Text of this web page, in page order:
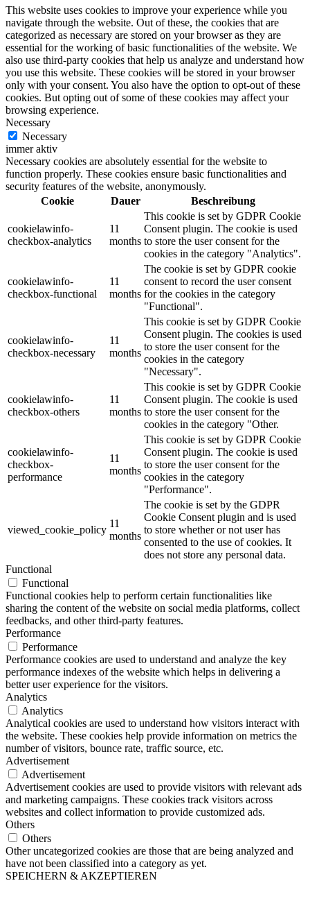
This website uses cookies to improve your experience while you
navigate through the website. Out of these, the cookies that are
categorized as necessary are stored on your browser as they are
essential for the working of basic functionalities of the website. We
also use third-party cookies that help us analyze and understand how
you use this website. These cookies will be stored in your browser
only with your consent. You also have the option to opt-out of these
cookies. But opting out of some of these cookies may affect your
browsing experience.
Necessary
Necessary
immer aktiv
Necessary cookies are absolutely essential for the website to
function properly. These cookies ensure basic functionalities and
security features of the website, anonymously.
Cookie
Dauer Beschreibung
cookielawinfo-
checkbox-analytics
11
months
This cookie is set by GDPR Cookie
Consent plugin. The cookie is used
to store the user consent for the
cookies in the category "Analytics".
cookielawinfo-
checkbox-functional
11
months
The cookie is set by GDPR cookie
consent to record the user consent
for the cookies in the category
"Functional".
cookielawinfo-
checkbox-necessary
11
months
This cookie is set by GDPR Cookie
Consent plugin. The cookies is used
to store the user consent for the
cookies in the category
"Necessary".
cookielawinfo-
checkbox-others
11
months
This cookie is set by GDPR Cookie
Consent plugin. The cookie is used
to store the user consent for the
cookies in the category "Other.
cookielawinfo-
checkbox-
performance
11
months
This cookie is set by GDPR Cookie
Consent plugin. The cookie is used
to store the user consent for the
cookies in the category
"Performance".
viewed_cookie_policy
11
months
The cookie is set by the GDPR
Cookie Consent plugin and is used
to store whether or not user has
consented to the use of cookies. It
does not store any personal data.
Functional
Functional
Functional cookies help to perform certain functionalities like
sharing the content of the website on social media platforms, collect
feedbacks, and other third-party features.
Performance
Performance
Performance cookies are used to understand and analyze the key
performance indexes of the website which helps in delivering a
better user experience for the visitors.
Analytics
Analytics
Analytical cookies are used to understand how visitors interact with
the website. These cookies help provide information on metrics the
number of visitors, bounce rate, traffic source, etc.
Advertisement
Advertisement
Advertisement cookies are used to provide visitors with relevant ads
and marketing campaigns. These cookies track visitors across
websites and collect information to provide customized ads.
Others
Others
Other uncategorized cookies are those that are being analyzed and
have not been classified into a category as yet.
SPEICHERN & AKZEPTIEREN